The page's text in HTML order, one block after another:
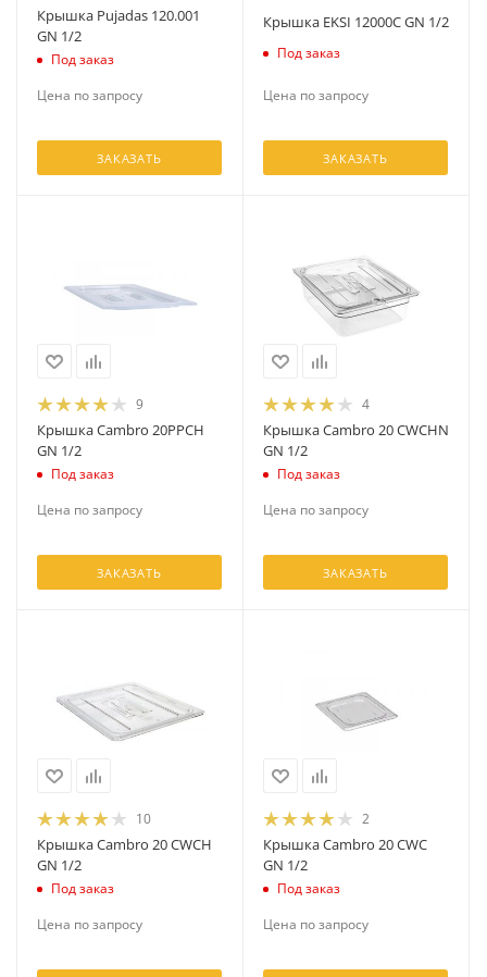
Крышка Pujadas 120.001
GN 1/2
Под заказ
Цена по запросу
ЗАКАЗАТЬ
Крышка EKSI 12000C GN 1/2
Под заказ
Цена по запросу
ЗАКАЗАТЬ
9
Крышка Cambro 20PPCH
GN 1/2
Под заказ
Цена по запросу
ЗАКАЗАТЬ
4
Крышка Cambro 20 CWCHN
GN 1/2
Под заказ
Цена по запросу
ЗАКАЗАТЬ
10
Крышка Cambro 20 CWCH
GN 1/2
Под заказ
Цена по запросу
2
Крышка Cambro 20 CWC
GN 1/2
Под заказ
Цена по запросу